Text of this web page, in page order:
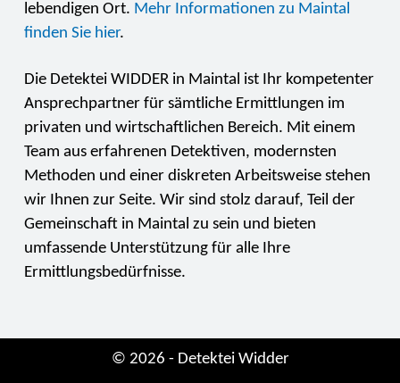
lebendigen Ort. Mehr Informationen zu Maintal
finden Sie hier.
Die Detektei WIDDER in Maintal ist Ihr kompetenter
Ansprechpartner für sämtliche Ermittlungen im
privaten und wirtschaftlichen Bereich. Mit einem
Team aus erfahrenen Detektiven, modernsten
Methoden und einer diskreten Arbeitsweise stehen
wir Ihnen zur Seite. Wir sind stolz darauf, Teil der
Gemeinschaft in Maintal zu sein und bieten
umfassende Unterstützung für alle Ihre
Ermittlungsbedürfnisse.
© 2026 - Detektei Widder